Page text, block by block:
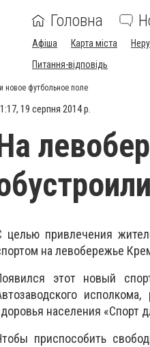
Головна
Афіша Карта міста
Питання-відповідь
новое футбольное поле
19 серпня 2014 р.
целью привлечения
на левобережье
этот новый
населения «Спорт
приспособить